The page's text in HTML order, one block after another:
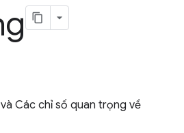
Các chỉ số quan trọng về